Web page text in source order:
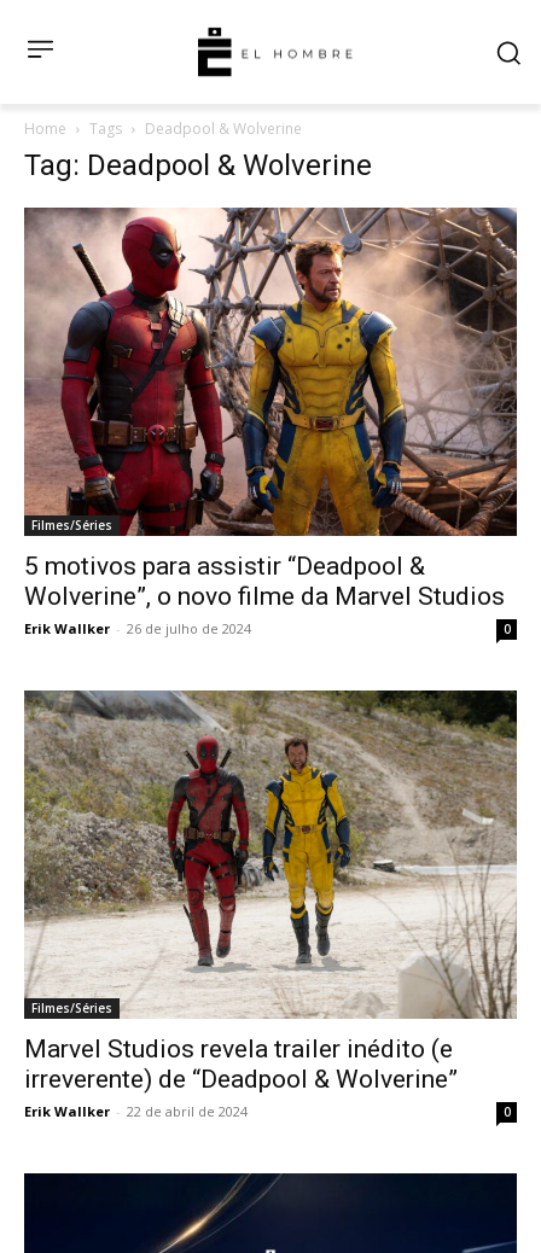
Home Tags Deadpool & Wolverine
Tag: Deadpool & Wolverine
Filmes/Séries
5 motivos para assistir “Deadpool &
Wolverine”, o novo filme da Marvel Studios
Erik Wallker - 26 de julho de 2024 0
Filmes/Séries
Marvel Studios revela trailer inédito (e
irreverente) de “Deadpool & Wolverine”
Erik Wallker - 22 de abril de 2024 0